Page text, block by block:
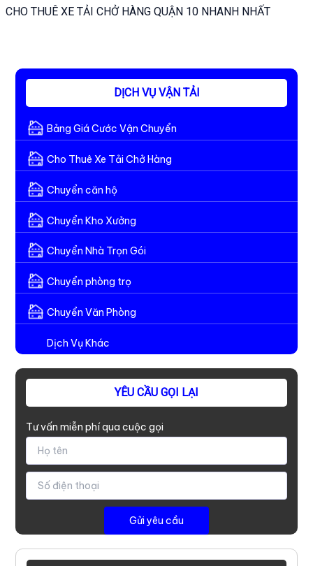
CHO THUÊ XE TẢI CHỞ HÀNG QUẬN 10 NHANH NHẤT
DỊCH VỤ VẬN TẢI
Bảng Giá Cước Vận Chuyển
Cho Thuê Xe Tải Chở Hàng
Chuyển căn hộ
Chuyển Kho Xưởng
Chuyển Nhà Trọn Gói
Chuyển phòng trọ
Chuyển Văn Phòng
Dịch Vụ Khác
YÊU CẦU GỌI LẠI
Tư vấn miễn phí qua cuộc gọi